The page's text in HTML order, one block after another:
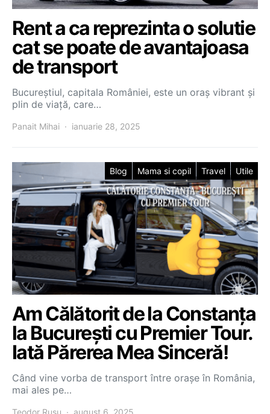
Rent a ca reprezinta o solutie
cat se poate de avantajoasa
de transport
Bucureștiul, capitala României, este un oraș vibrant și
plin de viață, care…
Panait Mihai ianuarie 28, 2025
Blog Mama si copil Travel Utile
Am Călătorit de la Constanța
la București cu Premier Tour.
Iată Părerea Mea Sinceră!
Când vine vorba de transport între orașe în România,
mai ales pe…
Teodor Rusu august 6, 2025